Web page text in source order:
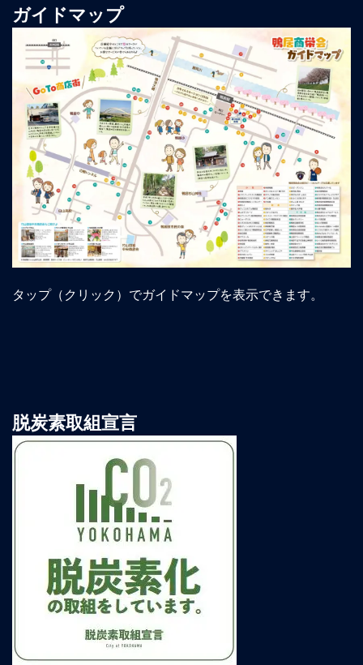
ガイドマップ
タップ（クリック）でガイドマップを表示できます。
脱炭素取組宣言